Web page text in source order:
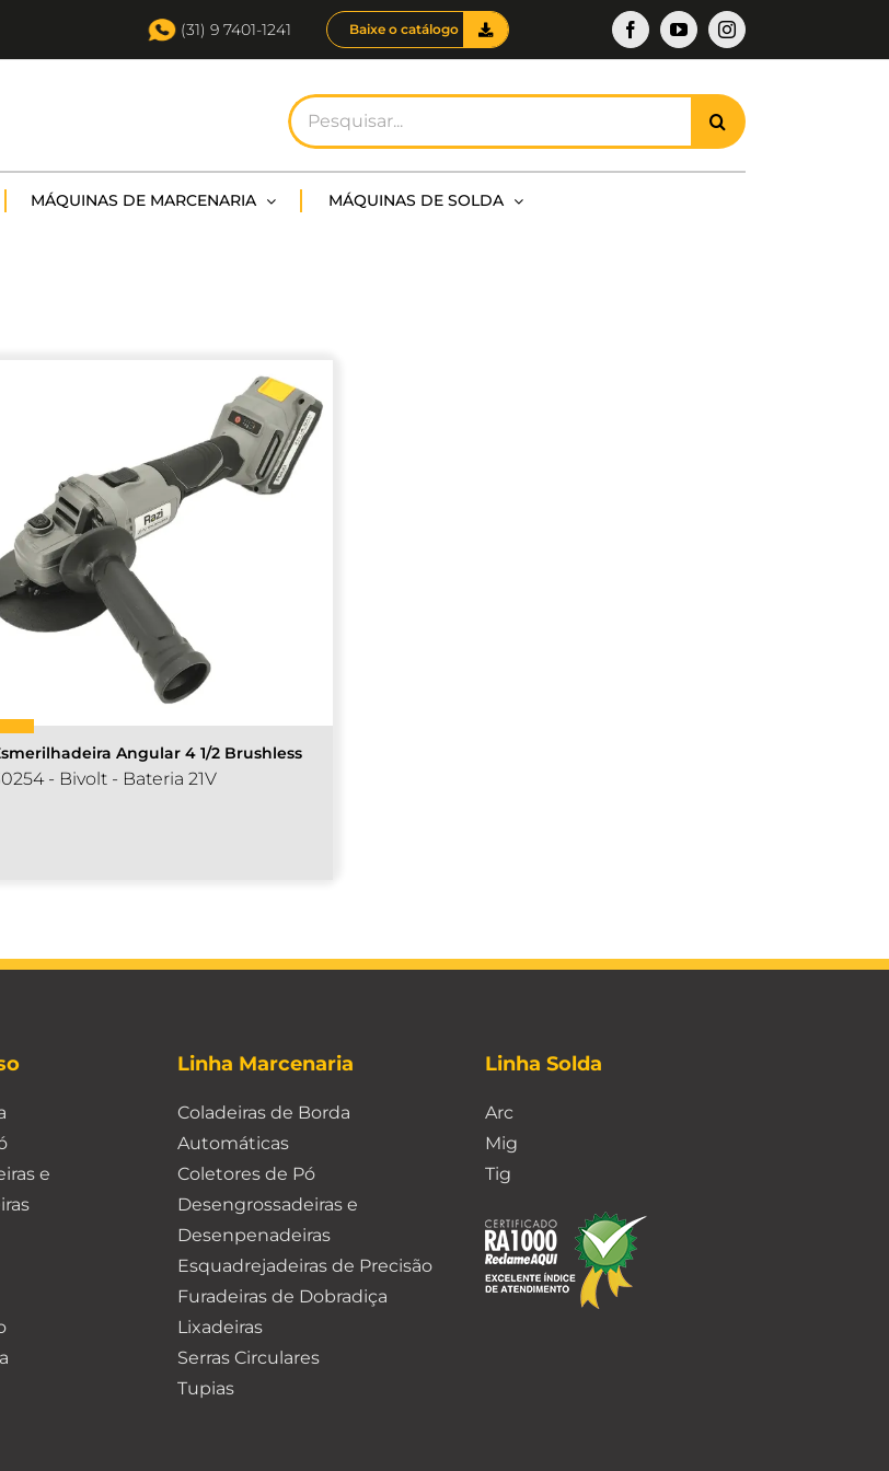
(31) 9 7401-1241 Baixe o catálogo Facebook
YouTubeInstagram
Buscar
resultados
para:
MÁQUINAS DE MARCENARIA MÁQUINAS DE SOLDA
Angular 4 1/2 Brushless
- Bivolt - Bateria 21V
e
Linha Marcenaria
Coladeiras de Borda
Automáticas
Coletores de Pó
Desengrossadeiras e
Desenpenadeiras
Esquadrejadeiras de Precisão
Furadeiras de Dobradiça
Lixadeiras
Serras Circulares
Tupias
Linha Solda
Arc
Mig
Tig